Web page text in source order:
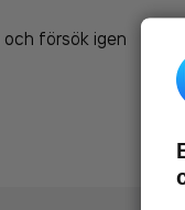
och försök igen